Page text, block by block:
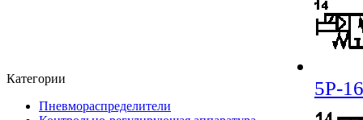
Категории
Пневмораспределители
5Р-